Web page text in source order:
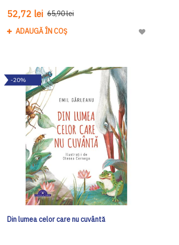
52,72 lei 65,90 lei
ADAUGĂ ÎN COȘ
Adaugă
-20%
Din lumea celor care nu cuvântă